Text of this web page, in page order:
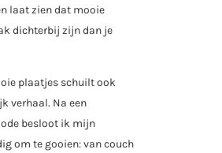
laat zien dat mooie
dichterbij zijn dan je
plaatjes schuilt ook
verhaal. Na een
besloot ik mijn
om te gooien: van couch